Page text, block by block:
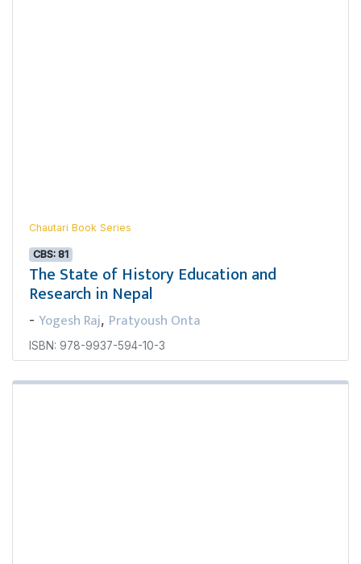
Chautari Book Series
CBS: 81
The State of History Education and
Research in Nepal
- Yogesh Raj, Pratyoush Onta
ISBN: 978-9937-594-10-3